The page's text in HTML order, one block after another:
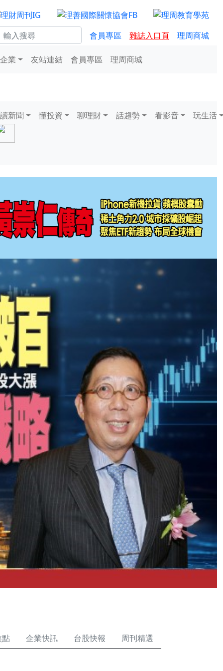
會員專區 雜誌入口頁 理周商城
業 友站連結 會員專區 理周商城
讀新聞 懂投資 聊理財 話趨勢 看影音 玩生活
點 企業快訊 台股快報 周刊精選